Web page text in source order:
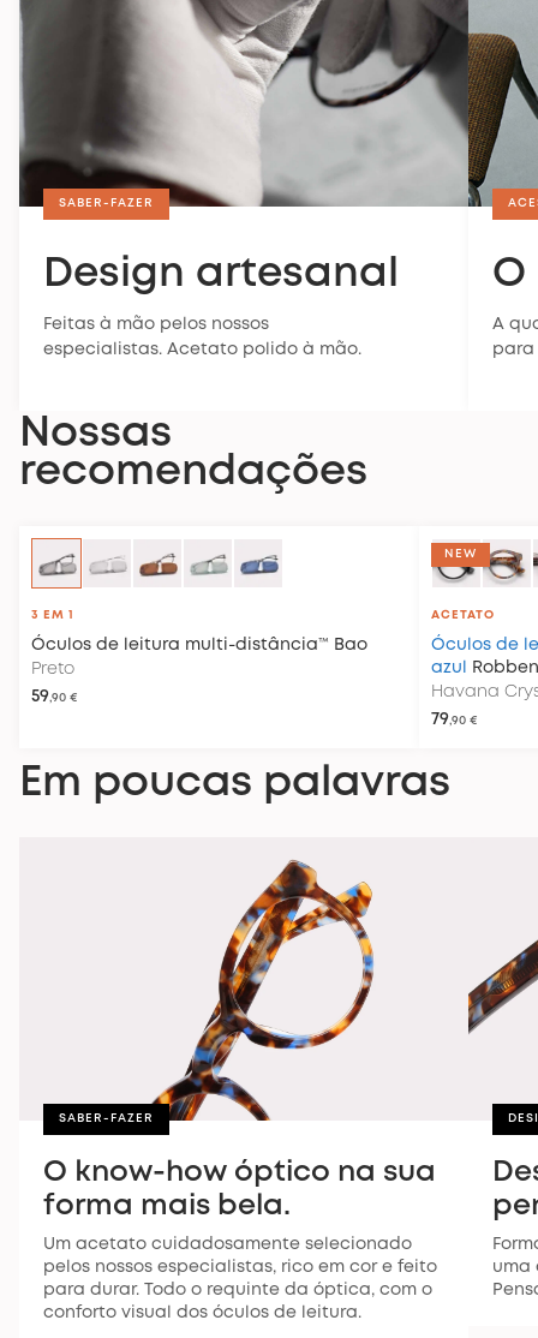
SABER-FAZER
Design artesanal
Feitas à mão pelos nossos
especialistas. Acetato polido à mão.
O
A
para
Nossas
recomendações
3 EM 1
Óculos de leitura multi-distância™ Bao
Preto
59,90 €
NEW
ACETATO
Óculos de
azul
Robben
Havana
79,90 €
Em poucas palavras
SABER-FAZER
O know-how óptico na sua
forma mais bela.
Um acetato cuidadosamente selecionado
pelos nossos especialistas, rico em cor e feito
para durar. Todo o requinte da óptica, com o
conforto visual dos óculos de leitura.
uma